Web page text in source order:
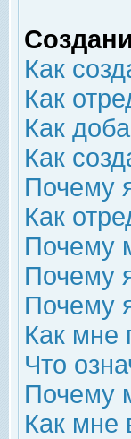
Как
Как
Как
Как
Почему
Как
Почему
Почему
Почему
Как мне
Что
Почему
Как мне